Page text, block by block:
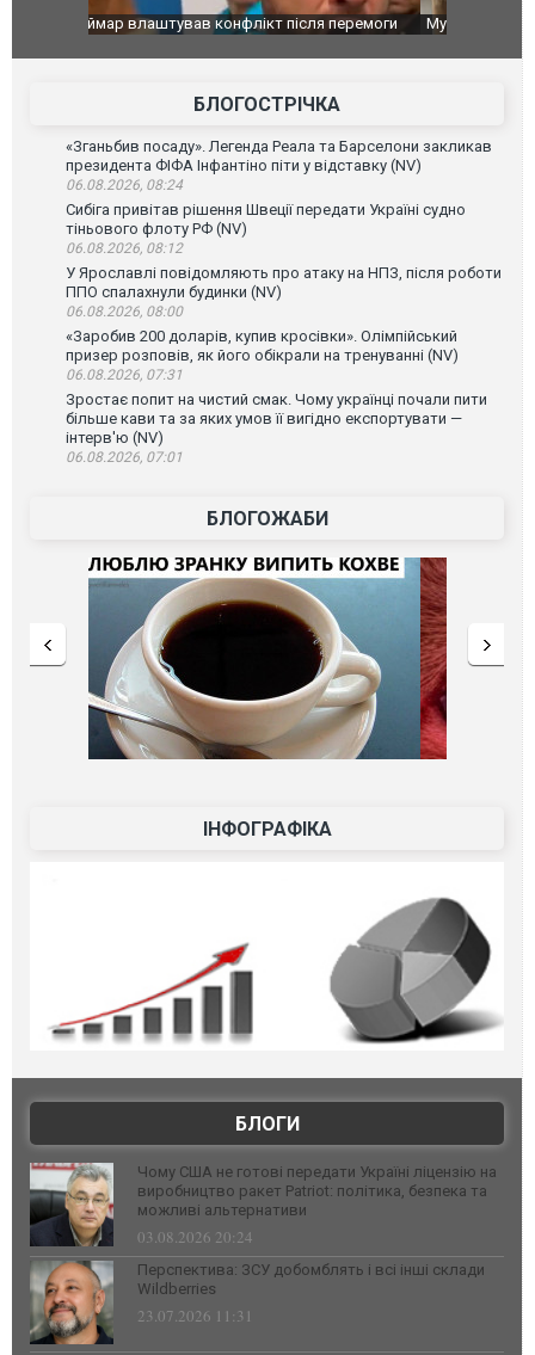
Мудрик провів перший матч за "Челсі" після
під час
Франції
БЛОГОСТРІЧКА
«Зганьбив посаду». Легенда Реала та Барселони закликав
президента ФІФА Інфантіно піти у відставку (NV)
06.08.2026, 08:24
Сибіга привітав рішення Швеції передати Україні судно
тіньового флоту РФ (NV)
06.08.2026, 08:12
У Ярославлі повідомляють про атаку на НПЗ, після роботи
ППО спалахнули будинки (NV)
06.08.2026, 08:00
«Заробив 200 доларів, купив кросівки». Олімпійський
призер розповів, як його обікрали на тренуванні (NV)
06.08.2026, 07:31
Зростає попит на чистий смак. Чому українці почали пити
більше кави та за яких умов її вигідно експортувати —
інтерв'ю (NV)
06.08.2026, 07:01
БЛОГОЖАБИ
ІНФОГРАФІКА
БЛОГИ
Чому США не готові передати Україні ліцензію на
виробництво ракет Patriot: політика, безпека та
можливі альтернативи
03.08.2026 20:24
Перспектива: ЗСУ добомблять і всі інші склади
Wildberries
23.07.2026 11:31